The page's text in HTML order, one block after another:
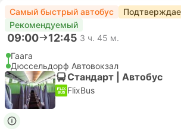
Самый быстрый автобус
Рекомендуемый
09:00 12:45 3 ч. 45 м.
Гаага
Дюссельдорф Автовокзал
Стандарт | Автобус
FlixBus